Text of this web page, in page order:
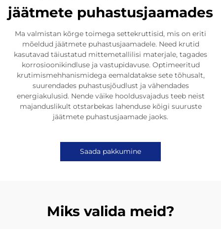
jäätmete puhastusjaamades
Ma valmistan kõrge toimega settekruttisid, mis on eriti
mõeldud jäätmete puhastusjaamadele. Need krutid
kasutavad täiustatud mittemetallilisi materjale, tagades
korrosioonikindluse ja vastupidavuse. Optimeeritud
krutimismehhanismidega eemaldatakse sete tõhusalt,
suurendades puhastusjõudlust ja vähendades
energiakulusid. Nende väike hooldusvajadus teeb neist
majanduslikult otstarbekas lahenduse kõigi suuruste
jäätmete puhastusjaamade jaoks.
Saada pakkumine
Miks valida meid?